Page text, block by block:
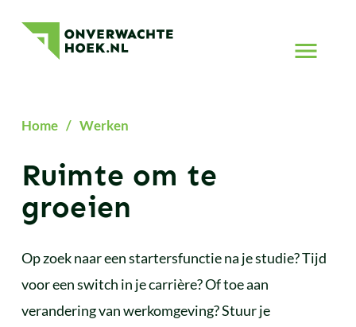
Onverwachte
Hoek
Naar
Home / Werken
Ruimte om te
groeien
Op zoek naar een startersfunctie na je studie? Tijd
voor een switch in je carrière? Of toe aan
verandering van werkomgeving? Stuur je